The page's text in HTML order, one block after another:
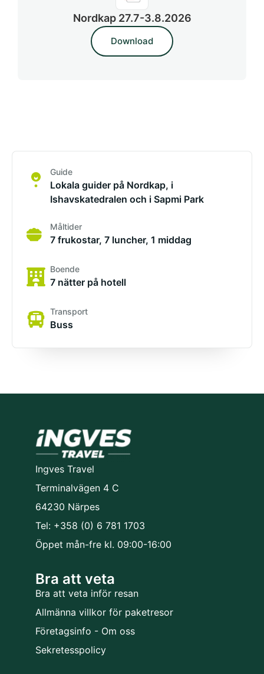
Nordkap 27.7-3.8.2026
Download
Guide
Lokala guider på Nordkap, i
Ishavskatedralen och i Sapmi Park
Måltider
7 frukostar, 7 luncher, 1 middag
Boende
7 nätter på hotell
Transport
Buss
Ingves Travel
Terminalvägen 4 C
64230 Närpes
Tel: +358 (0) 6 781 1703
Öppet mån-fre kl. 09:00-16:00
Bra att veta
Bra att veta inför resan
Allmänna villkor för paketresor
Företagsinfo - Om oss
Sekretesspolicy